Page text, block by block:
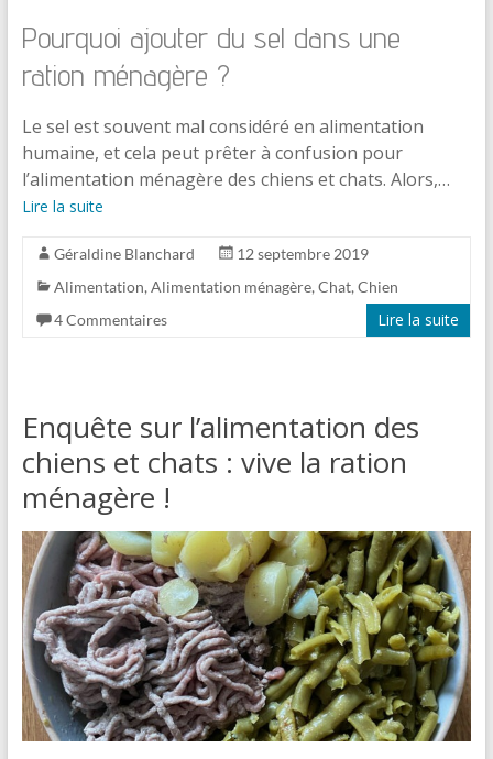
Pourquoi ajouter du sel dans une
ration ménagère ?
Le sel est souvent mal considéré en alimentation
humaine, et cela peut prêter à confusion pour
l’alimentation ménagère des chiens et chats. Alors,…
Lire la suite
Géraldine Blanchard
12 septembre 2019
Alimentation, Alimentation ménagère, Chat, Chien
4 Commentaires
Lire la suite
Enquête sur l’alimentation des
chiens et chats : vive la ration
ménagère !